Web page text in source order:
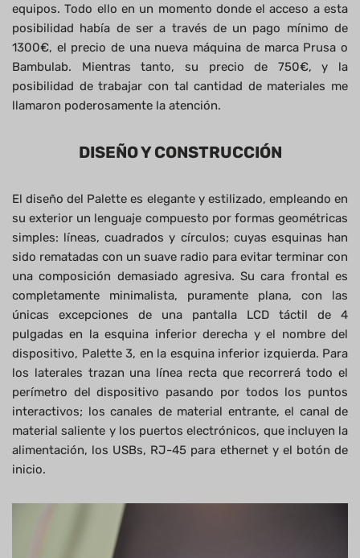
equipos. Todo ello en un momento donde el acceso a esta
posibilidad había de ser a través de un pago mínimo de
1300€, el precio de una nueva máquina de marca Prusa o
Bambulab. Mientras tanto, su precio de 750€, y la
posibilidad de trabajar con tal cantidad de materiales me
llamaron poderosamente la atención.
DISEÑO Y CONSTRUCCIÓN
El diseño del Palette es elegante y estilizado, empleando en
su exterior un lenguaje compuesto por formas geométricas
simples: líneas, cuadrados y círculos; cuyas esquinas han
sido rematadas con un suave radio para evitar terminar con
una composición demasiado agresiva. Su cara frontal es
completamente minimalista, puramente plana, con las
únicas excepciones de una pantalla LCD táctil de 4
pulgadas en la esquina inferior derecha y el nombre del
dispositivo, Palette 3, en la esquina inferior izquierda. Para
los laterales trazan una línea recta que recorrerá todo el
perímetro del dispositivo pasando por todos los puntos
interactivos; los canales de material entrante, el canal de
material saliente y los puertos electrónicos, que incluyen la
alimentación, los USBs, RJ-45 para ethernet y el botón de
inicio.